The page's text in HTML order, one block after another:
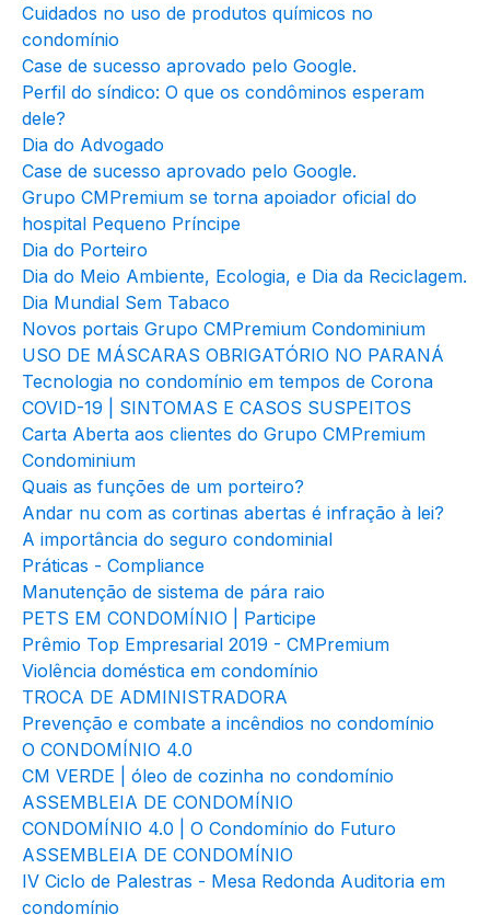
Cuidados no uso de produtos químicos no
condomínio
Case de sucesso aprovado pelo Google.
Perfil do síndico: O que os condôminos esperam
dele?
Dia do Advogado
Case de sucesso aprovado pelo Google.
Grupo CMPremium se torna apoiador oficial do
hospital Pequeno Príncipe
Dia do Porteiro
Dia do Meio Ambiente, Ecologia, e Dia da Reciclagem.
Dia Mundial Sem Tabaco
Novos portais Grupo CMPremium Condominium
USO DE MÁSCARAS OBRIGATÓRIO NO PARANÁ
Tecnologia no condomínio em tempos de Corona
COVID-19 | SINTOMAS E CASOS SUSPEITOS
Carta Aberta aos clientes do Grupo CMPremium
Condominium
Quais as funções de um porteiro?
Andar nu com as cortinas abertas é infração à lei?
A importância do seguro condominial
Práticas - Compliance
Manutenção de sistema de pára raio
PETS EM CONDOMÍNIO | Participe
Prêmio Top Empresarial 2019 - CMPremium
Violência doméstica em condomínio
TROCA DE ADMINISTRADORA
Prevenção e combate a incêndios no condomínio
O CONDOMÍNIO 4.0
CM VERDE | óleo de cozinha no condomínio
ASSEMBLEIA DE CONDOMÍNIO
CONDOMÍNIO 4.0 | O Condomínio do Futuro
ASSEMBLEIA DE CONDOMÍNIO
IV Ciclo de Palestras - Mesa Redonda Auditoria em
condomínio